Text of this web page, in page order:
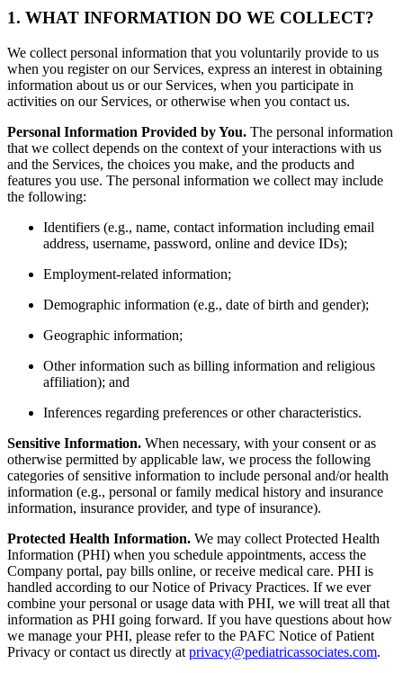
1. WHAT INFORMATION DO WE COLLECT?
We collect personal information that you voluntarily provide to us
when you register on our Services, express an interest in obtaining
information about us or our Services, when you participate in
activities on our Services, or otherwise when you contact us.
Personal Information Provided by You. The personal information
that we collect depends on the context of your interactions with us
and the Services, the choices you make, and the products and
features you use. The personal information we collect may include
the following:
Identifiers (e.g., name, contact information including email
address, username, password, online and device IDs);
Employment-related information;
Demographic information (e.g., date of birth and gender);
Geographic information;
Other information such as billing information and religious
affiliation); and
Inferences regarding preferences or other characteristics.
Sensitive Information. When necessary, with your consent or as
otherwise permitted by applicable law, we process the following
categories of sensitive information to include personal and/or health
information (e.g., personal or family medical history and insurance
information, insurance provider, and type of insurance).
Protected Health Information. We may collect Protected Health
Information (PHI) when you schedule appointments, access the
Company portal, pay bills online, or receive medical care. PHI is
handled according to our Notice of Privacy Practices. If we ever
combine your personal or usage data with PHI, we will treat all that
information as PHI going forward. If you have questions about how
we manage your PHI, please refer to the PAFC Notice of Patient
Privacy or contact us directly at privacy@pediatricassociates.com.